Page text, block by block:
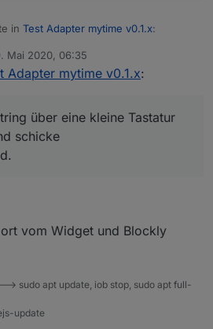
in Test Adapter mytime v0.1.x:
könnt ich direkt eine Zeit
- Input Datetimewird der
befüllt.
und schicke
Feld. Die Zeit wird automatisch ins
übernommen.
eleganter, aber ich lerne ja noch
Mai 2020, 06:35
von
Adapter mytime v0.1.x:
über eine kleine Tastatur
schicke
vom Widget und Blockly
> sudo apt update, iob stop, sudo apt full-
update